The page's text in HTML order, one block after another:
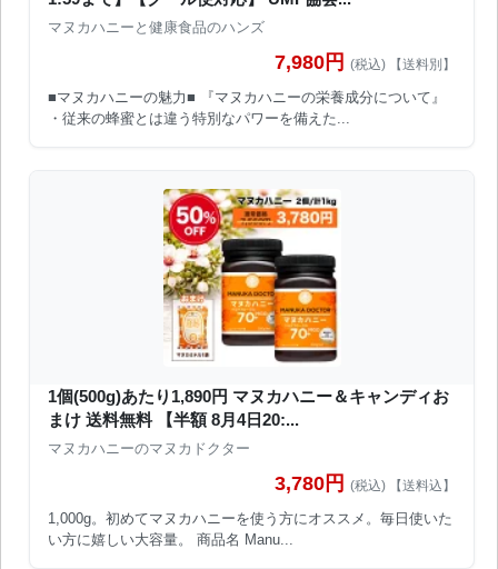
マヌカハニーと健康食品のハンズ
7,980円 (税込) 【送料別】
■マヌカハニーの魅力■ 『マヌカハニーの栄養成分について』
・従来の蜂蜜とは違う特別なパワーを備えた...
1個(500g)あたり1,890円 マヌカハニー＆キャンディお
まけ 送料無料 【半額 8月4日20:...
マヌカハニーのマヌカドクター
3,780円 (税込) 【送料込】
1,000g。初めてマヌカハニーを使う方にオススメ。毎日使いた
い方に嬉しい大容量。 商品名 Manu...